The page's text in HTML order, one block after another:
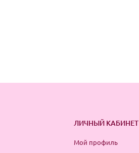
ЛИЧНЫЙ КАБИНЕТ
Мой профиль